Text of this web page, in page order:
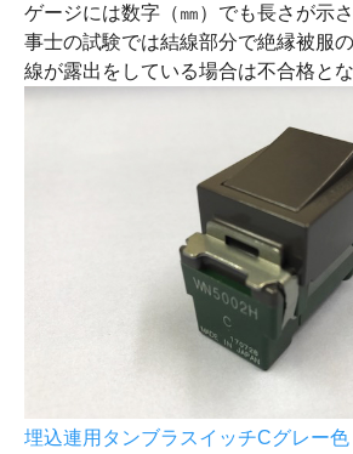
ゲージには数字（㎜）でも長さが示
事士の試験では結線部分で絶縁被服
線が露出をしている場合は不合格とな
埋込連用タンブラスイッチCグレー色